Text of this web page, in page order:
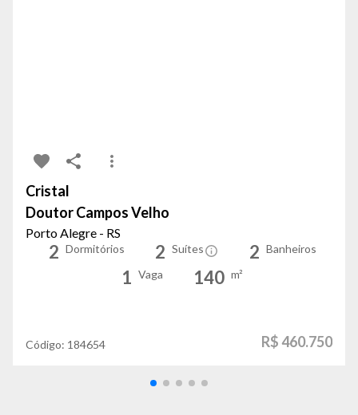
Cristal
Doutor Campos Velho
Porto Alegre - RS
2 Dormitórios 2 Suítes 2 Banheiros
1 Vaga 140 m²
Código: 184654 R$ 460.750